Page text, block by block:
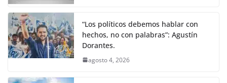
“Los políticos debemos hablar con
hechos, no con palabras”: Agustín
Dorantes.
agosto 4, 2026